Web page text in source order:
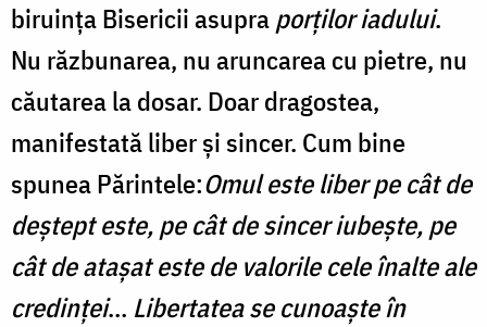
biruinţa Bisericii asupraporţilor iadului.
Nu răzbunarea, nu aruncarea cu pietre, nu
căutarea la dosar. Doar dragostea,
manifestată liber şi sincer. Cum bine
spunea Părintele:Omul este liber pe cât de
deştept este, pe cât de sincer iubeşte, pe
cât de ataşat este de valorile cele înalte ale
credinţei… Libertatea se cunoaşte în